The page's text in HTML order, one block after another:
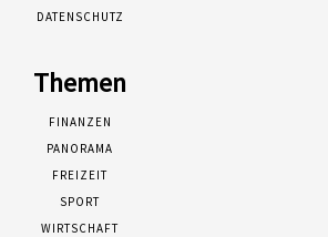
DATENSCHUTZ
Themen
FINANZEN
PANORAMA
FREIZEIT
SPORT
WIRTSCHAFT